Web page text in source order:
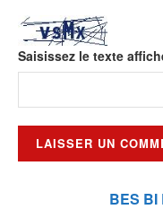
Saisissez le texte
BES BI